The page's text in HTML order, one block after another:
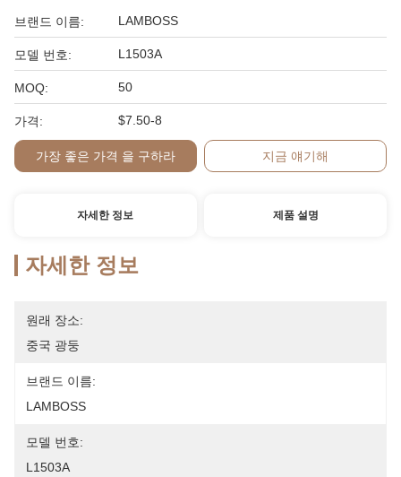
브랜드 이름: LAMBOSS
모델 번호: L1503A
MOQ: 50
가격: $7.50-8
가장 좋은 가격 을 구하라 지금 얘기해
자세한 정보 제품 설명
자세한 정보
원래 장소:
중국 광둥
브랜드 이름:
LAMBOSS
모델 번호:
L1503A